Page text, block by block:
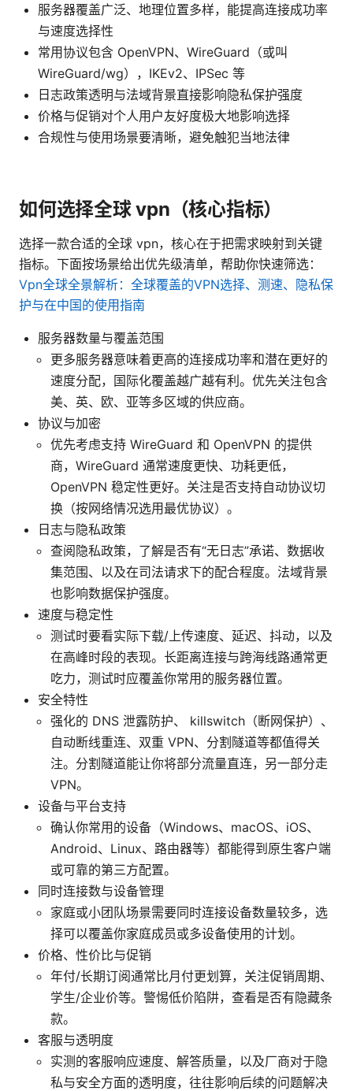
服务器覆盖广泛、地理位置多样，能提高连接成功率
与速度选择性
常用协议包含 OpenVPN、WireGuard（或叫
WireGuard/wg），IKEv2、IPSec 等
日志政策透明与法域背景直接影响隐私保护强度
价格与促销对个人用户友好度极大地影响选择
合规性与使用场景要清晰，避免触犯当地法律
如何选择全球 vpn（核心指标）
选择一款合适的全球 vpn，核心在于把需求映射到关键
指标。下面按场景给出优先级清单，帮助你快速筛选：
Vpn全球全景解析：全球覆盖的VPN选择、测速、隐私保
护与在中国的使用指南
服务器数量与覆盖范围
更多服务器意味着更高的连接成功率和潜在更好的
速度分配，国际化覆盖越广越有利。优先关注包含
美、英、欧、亚等多区域的供应商。
协议与加密
优先考虑支持 WireGuard 和 OpenVPN 的提供
商，WireGuard 通常速度更快、功耗更低，
OpenVPN 稳定性更好。关注是否支持自动协议切
换（按网络情况选用最优协议）。
日志与隐私政策
查阅隐私政策，了解是否有“无日志”承诺、数据收
集范围、以及在司法请求下的配合程度。法域背景
也影响数据保护强度。
速度与稳定性
测试时要看实际下载/上传速度、延迟、抖动，以及
在高峰时段的表现。长距离连接与跨海线路通常更
吃力，测试时应覆盖你常用的服务器位置。
安全特性
强化的 DNS 泄露防护、 killswitch（断网保护）、
自动断线重连、双重 VPN、分割隧道等都值得关
注。分割隧道能让你将部分流量直连，另一部分走
VPN。
设备与平台支持
确认你常用的设备（Windows、macOS、iOS、
Android、Linux、路由器等）都能得到原生客户端
或可靠的第三方配置。
同时连接数与设备管理
家庭或小团队场景需要同时连接设备数量较多，选
择可以覆盖你家庭成员或多设备使用的计划。
价格、性价比与促销
年付/长期订阅通常比月付更划算，关注促销周期、
学生/企业价等。警惕低价陷阱，查看是否有隐藏条
款。
客服与透明度
实测的客服响应速度、解答质量，以及厂商对于隐
私与安全方面的透明度，往往影响后续的问题解决